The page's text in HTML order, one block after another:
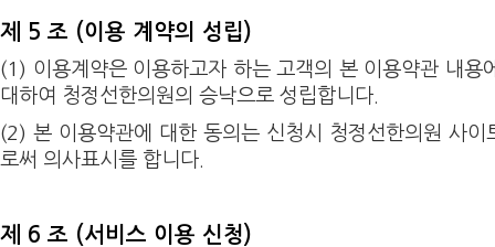
제 5 조 (이용 계약의 성립)
(1) 이용계약은 이용하고자 하는 고객의 본 이용약관 내용
대하여 청정선한의원의 승낙으로 성립합니다.
(2) 본 이용약관에 대한 동의는 신청시 청정선한의원 사
로써 의사표시를 합니다.
제 6 조 (서비스 이용 신청)